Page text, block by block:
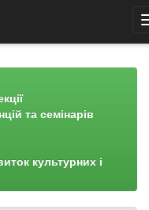
та семінарів
культурних і